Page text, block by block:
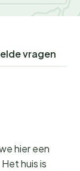
vragen
hier een
huis is